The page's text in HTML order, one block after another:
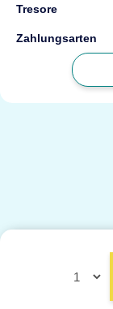
inkl. 19% USt.
Tresore
Zahlungsarten